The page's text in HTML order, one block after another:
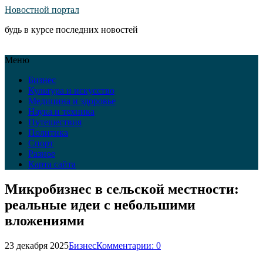
Новостной портал
будь в курсе последних новостей
Меню
Бизнес
Культура и искусство
Медицина и здоровье
Наука и техника
Путешествия
Политика
Спорт
Разное
Карта сайта
Микробизнес в сельской местности:
реальные идеи с небольшими
вложениями
23 декабря 2025БизнесКомментарии: 0